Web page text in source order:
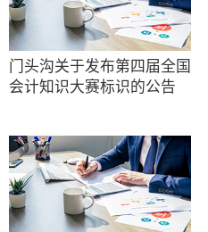
门头沟关于发布第四届全国
会计知识大赛标识的公告